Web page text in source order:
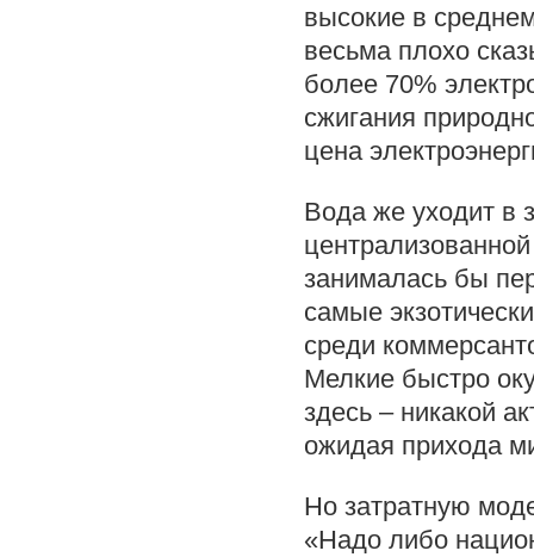
высокие в
весьма плохо
более 70%
сжигания
цена
Вода же уходит в
занималась бы
самые
среди
Мелкие быстро
здесь – никакой
ожидая прихода
Но затратную
«Надо либо